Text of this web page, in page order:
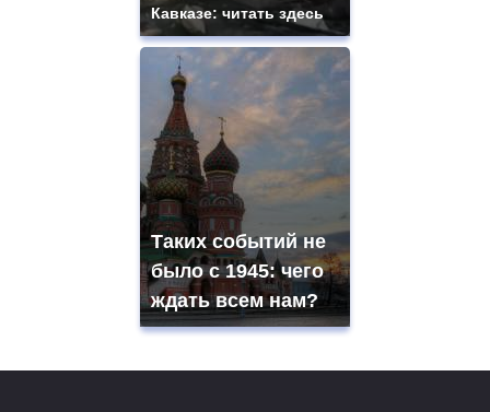
Кавказе: читать здесь
Таких событий не
было с 1945: чего
ждать всем нам?